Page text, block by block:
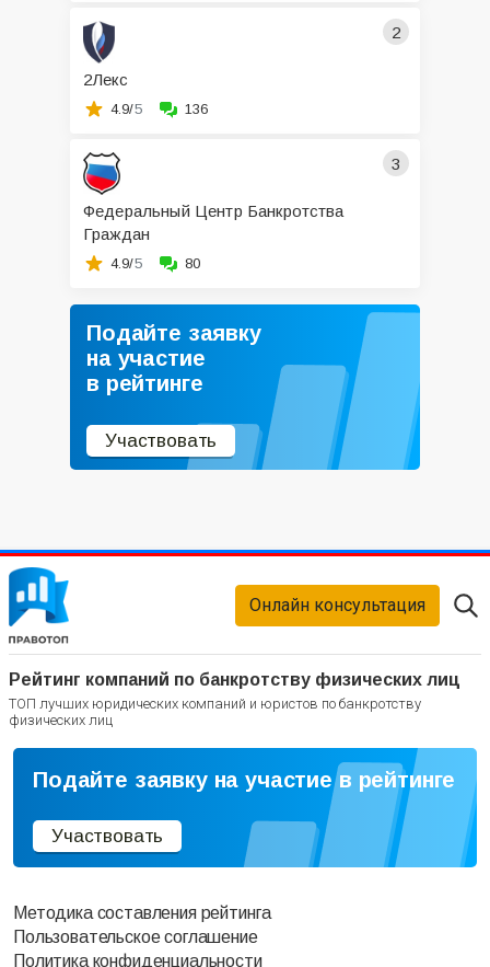
2
2Лекс
4.9/5 136
3
Федеральный Центр Банкротства
Граждан
4.9/5 80
Подайте заявку
на участие
в рейтинге
Участвовать
Рейтинг компаний по банкротству физических лиц
ТОП лучших юридических компаний и юристов по банкротству
физических лиц
Онлайн консультация
Подайте заявку на участие в рейтинге
Участвовать
Методика составления рейтинга
Пользовательское соглашение
Политика конфиденциальности